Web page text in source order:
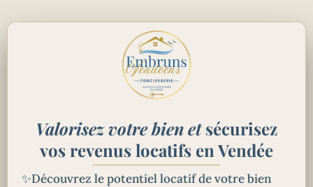
Valorisez votre bien etsécurisez
vos revenus locatifs en Vendée
✨Découvrez le potentiel locatif de votre bien